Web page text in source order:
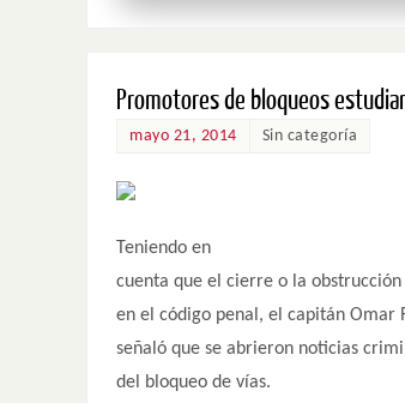
Promotores de bloqueos
mayo 21, 2014 Sin categoría
Teniendo en
cuenta que el cierre o la
en el código penal, el capitán Omar
señaló que se abrieron noticias
del bloqueo de vías.